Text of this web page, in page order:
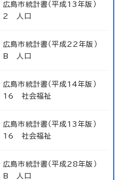
広島市統計書（平成13年版）
2 人口
広島市統計書（平成22年版）
B 人口
広島市統計書（平成14年版）
16 社会福祉
広島市統計書（平成13年版）
16 社会福祉
広島市統計書（平成28年版）
B 人口